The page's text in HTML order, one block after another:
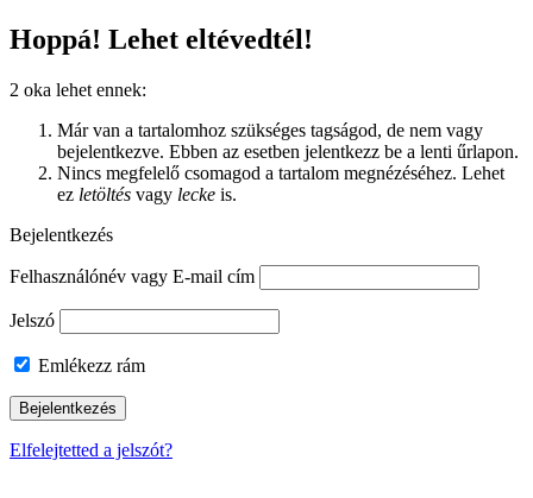
Hoppá! Lehet eltévedtél!
2 oka lehet ennek:
Már van a tartalomhoz szükséges tagságod, de nem vagy
bejelentkezve. Ebben az esetben jelentkezz be a lenti űrlapon.
Nincs megfelelő csomagod a tartalom megnézéséhez. Lehet
ez letöltés vagy lecke is.
Bejelentkezés
Felhasználónév vagy E-mail cím
Jelszó
Emlékezz rám
Elfelejtetted a jelszót?